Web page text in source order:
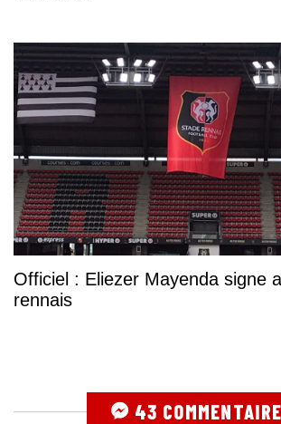
Officiel : Eliezer Mayenda signe
rennais
43